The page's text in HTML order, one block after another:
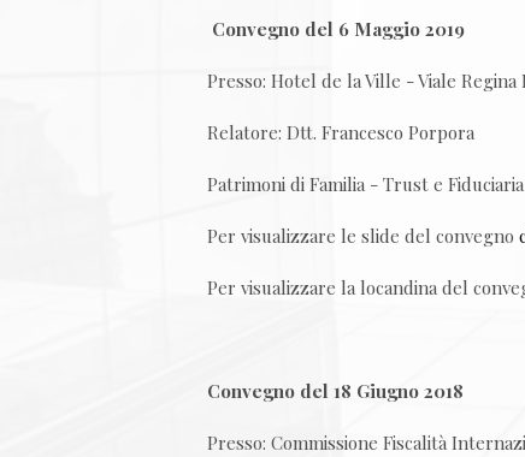
Convegno del 6 Maggio 2019
Presso: Hotel de la Ville - Viale
Relatore: Dtt. Francesco Porpora
Patrimoni di Familia - Trust e Fiduciaria
Per visualizzare le slide del convegno
Per visualizzare la locandina del
Convegno del 18 Giugno 2018
Presso: Commissione Fiscalità